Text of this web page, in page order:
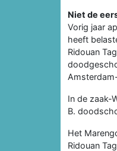
Niet de
Vorig jaar
heeft
Ridouan
In de zaak-
B.
Het
Ridouan